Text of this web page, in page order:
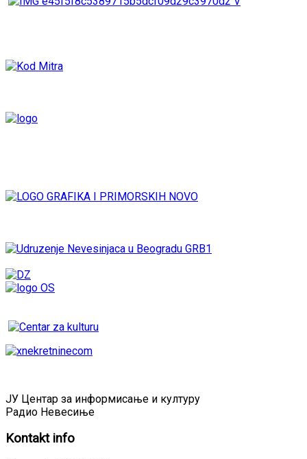
ЈУ Центар за информисање и културу
Радио Невесиње
Kontaktinfo